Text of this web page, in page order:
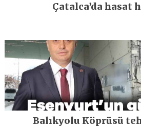
Çatalca’da hasat
Balıkyolu Köprüsü